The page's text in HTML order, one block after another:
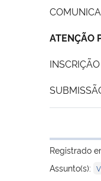
ATENÇÃO
Registrado
Assunto(s):